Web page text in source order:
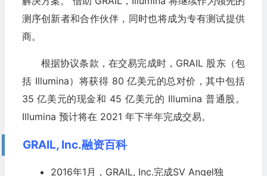
测序创新者和合作伙伴，同时也将成为专有测试提供
商。
根据协议条款，在交易完成时，GRAIL 股东（包
括 Illumina）将获得 80 亿美元的总对价，其中包括
35 亿美元的现金和 45 亿美元的 Illumina 普通股。
Illumina 预计将在 2021 年下半年完成交易。
GRAIL, Inc.融资百科
2016年1月，GRAIL, Inc.完成SV Angel独